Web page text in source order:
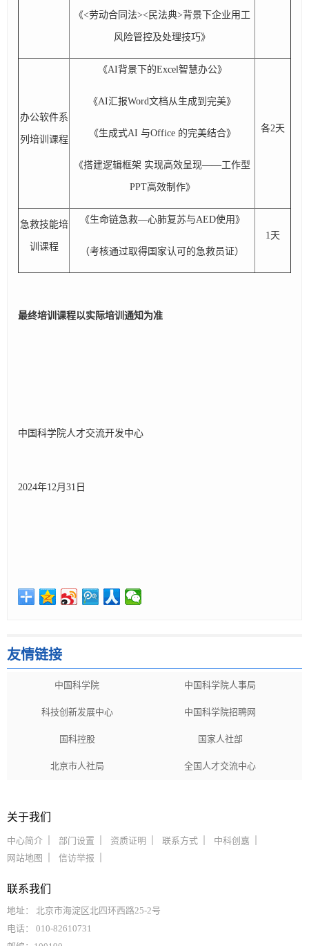
《<劳动合同法><民法典>背景下企业用工
风险管控及处理技巧》
办公软件系
列培训课程
《AI背景下的Excel智慧办公》
《AI汇报Word文档从生成到完美》
《生成式AI 与Office 的完美结合》
《搭建逻辑框架 实现高效呈现——工作型
PPT高效制作》
各2天
急救技能培
训课程
《生命链急救—心肺复苏与AED使用》
（考核通过取得国家认可的急救员证）
1天
最终培训课程以实际培训通知为准
中国科学院人才交流开发中心
2024年12月31日
友情链接
中国科学院 中国科学院人事局
科技创新发展中心 中国科学院招聘网
国科控股 国家人社部
北京市人社局 全国人才交流中心
关于我们
中心简介 部门设置 资质证明 联系方式
中科创嘉
网站地图
信访举报
联系我们
地址： 北京市海淀区北四环西路25-2号
电话： 010-82610731